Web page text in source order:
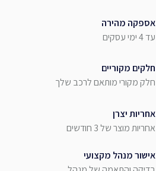
שלח
אספקה מהירה
עד 4 ימי עסקים
חלקים מקוריים
חלק מקורי מותאם לרכב שלך
אחריות יצרן
אחריות מוצר של 3 חודשים
אישור מנהל מקצועי